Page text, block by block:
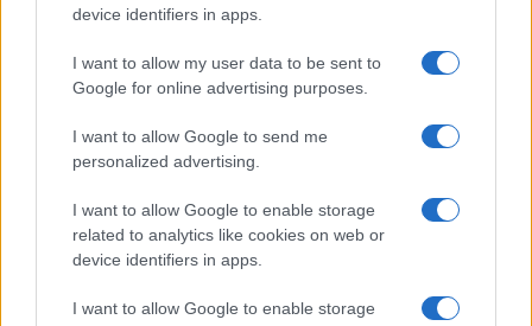
device identifiers in apps.
I want to allow my user data to be sent to
Google for online advertising purposes.
I want to allow Google to send me
personalized advertising.
I want to allow Google to enable storage
related to analytics like cookies on web or
device identifiers in apps.
I want to allow Google to enable storage
tra carburanti, spiagge e incendi
Matteo Pellegrino · 25 Lug 2026